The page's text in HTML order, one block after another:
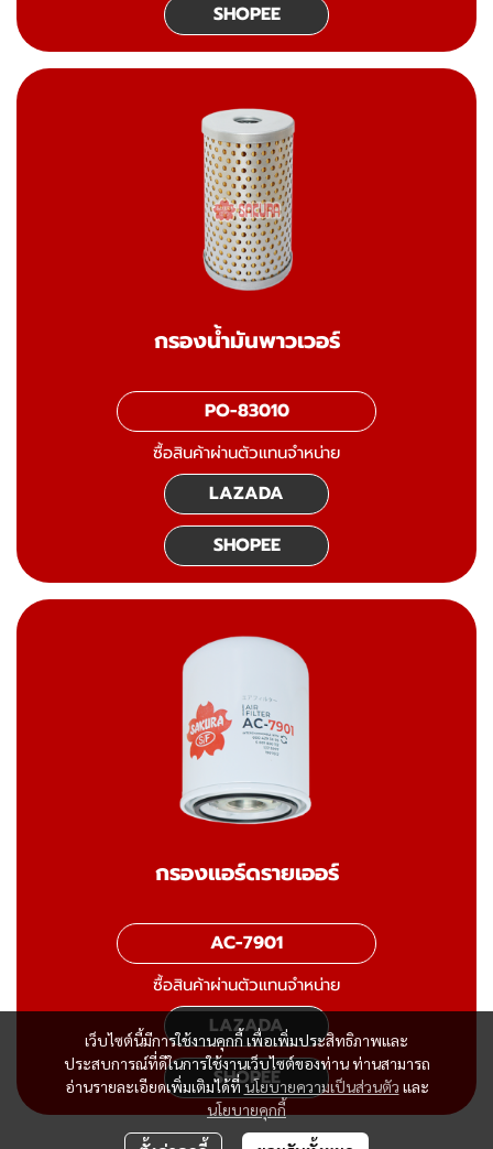
SHOPEE
กรองน้ำมันพาวเวอร์
PO-83010
ซื้อสินค้าผ่านตัวแทนจำหน่าย
LAZADA
SHOPEE
กรองแอร์ดรายเออร์
AC-7901
ซื้อสินค้าผ่านตัวแทนจำหน่าย
LAZADA
SHOPEE
เว็บไซต์นี้มีการใช้งานคุกกี้ เพื่อเพิ่มประสิทธิภาพและ
ประสบการณ์ที่ดีในการใช้งานเว็บไซต์ของท่าน ท่านสามารถ
อ่านรายละเอียดเพิ่มเติมได้ที่นโยบายความเป็นส่วนตัว และ
นโยบายคุกกี้